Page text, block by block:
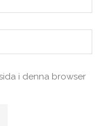
i denna browser